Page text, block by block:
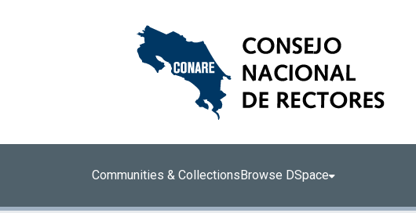
Communities & CollectionsBrowse DSpace